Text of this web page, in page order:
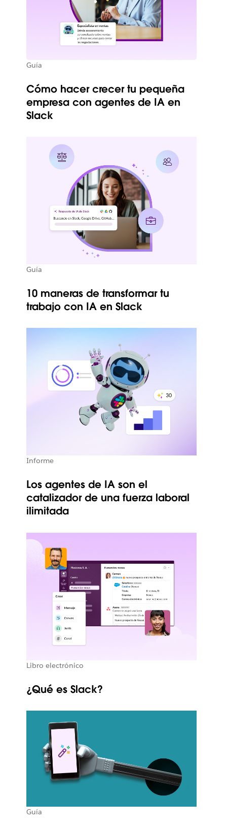
Guía
Cómo hacer crecer tu pequeña
empresa con agentes de IA en
Slack
Guía
10 maneras de transformar tu
trabajo con IA en Slack
Informe
Los agentes de IA son el
catalizador de una fuerza laboral
ilimitada
Libro electrónico
¿Qué es Slack?
Guía